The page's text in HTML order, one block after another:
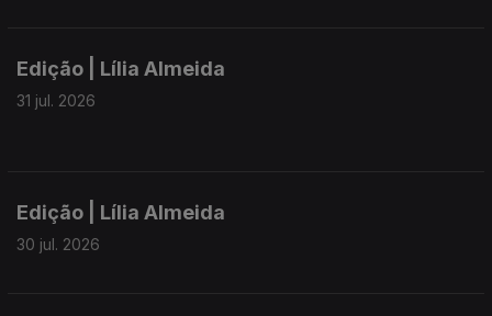
Edição | Lília Almeida
31 jul. 2026
Edição | Lília Almeida
30 jul. 2026